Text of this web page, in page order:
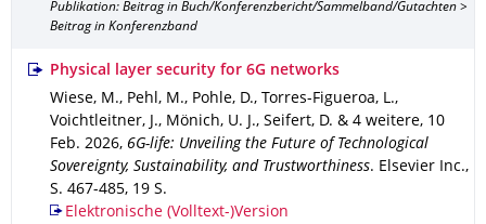
Publikation: Beitrag in Buch/Konferenzbericht/Sammelband/Gutachten >
Beitrag in Konferenzband
Physical layer security for 6G networks
Wiese, M., Pehl, M., Pohle, D., Torres-Figueroa, L.,
Voichtleitner, J., Mönich, U. J., Seifert, D. & 4 weitere, 10
Feb. 2026, 6G-life: Unveiling the Future of Technological
Sovereignty, Sustainability, and Trustworthiness. Elsevier Inc.,
S. 467-485, 19 S.
Elektronische (Volltext-)Version